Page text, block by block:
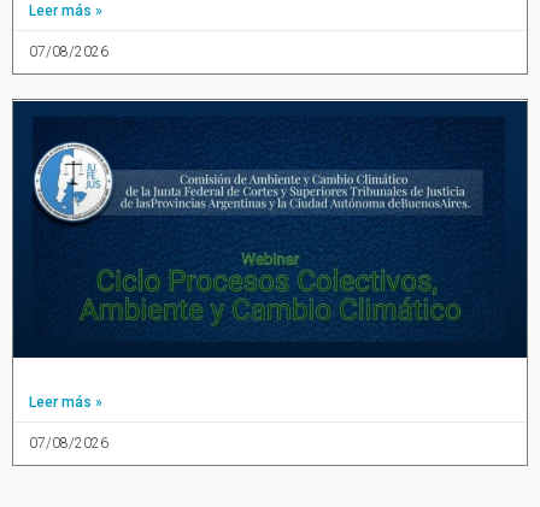
Leer más »
07/08/2026
Leer más »
07/08/2026